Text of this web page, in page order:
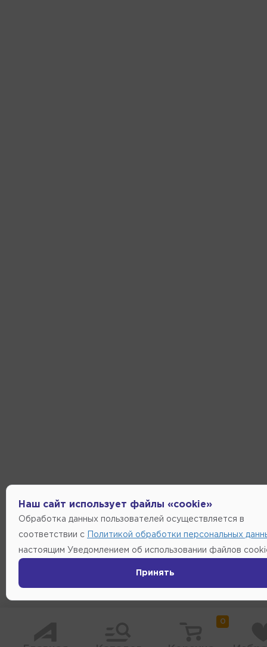
0
Наш сайт использует файлы «cookie»
Обработка данных пользователей осуществляется в
соответствии с Политикой обработки персональных
настоящим Уведомлением об использовании файлов
Принять